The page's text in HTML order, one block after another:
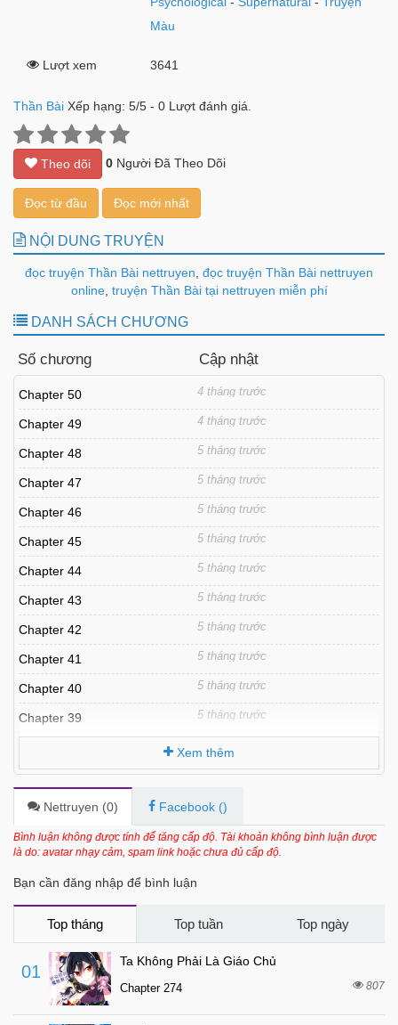
Màu
Lượt xem 3641
Thần Bài Xếp hạng: 5/5 - 0 Lượt đánh giá.
Theo dõi 0 Người Đã Theo Dõi
Đọc từ đầu Đọc mới nhất
NỘI DUNG TRUYỆN
đọc truyện Thần Bài nettruyen đọc truyện Thần Bài nettruyen
online, truyện Thần Bài tại nettruyen miễn phí
DANH SÁCH CHƯƠNG
Số chương Cập nhật
Chapter 50 4 tháng trước
Chapter 49 4 tháng trước
Chapter 48 5 tháng trước
Chapter 47 5 tháng trước
Chapter 46 5 tháng trước
Chapter 45 5 tháng trước
Chapter 44 5 tháng trước
Chapter 43 5 tháng trước
Chapter 42 5 tháng trước
Chapter 41 5 tháng trước
Chapter 40 5 tháng trước
Chapter 39 5 tháng trước
Chapter 37 6 tháng trước
Chapter 36 6 tháng trước
Chapter 35 6 tháng trước
6 tháng trước
Chapter 32 6 tháng trước
Chapter 31
Chapter 30
Chapter 29
Xem thêm
Nettruyen (0) Facebook ()
Bình luận không được tính để tăng cấp độ. Tài khoản không bình luận được
là do: avatar nhạy cảm, spam link hoặc chưa đủ cấp độ.
Bạn cần đăng nhập để bình luận
Top tháng Top tuần Top ngày
01
Ta Không Phải Là Giáo Chủ
Chapter 274 807